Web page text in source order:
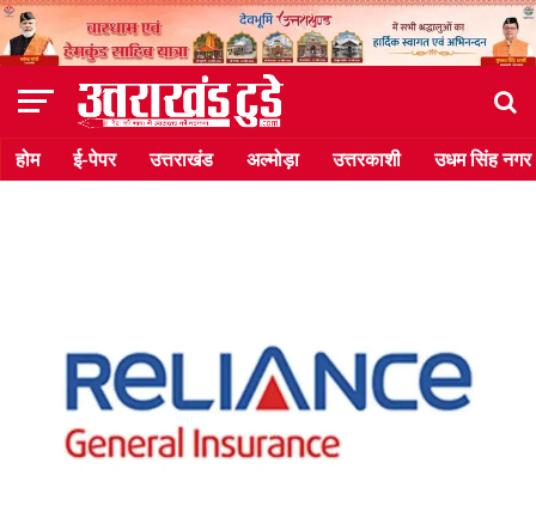
होम ई-पेपर उत्तराखंड अल्मोड़ा उत्तरकाशी उधम सिंह नगर